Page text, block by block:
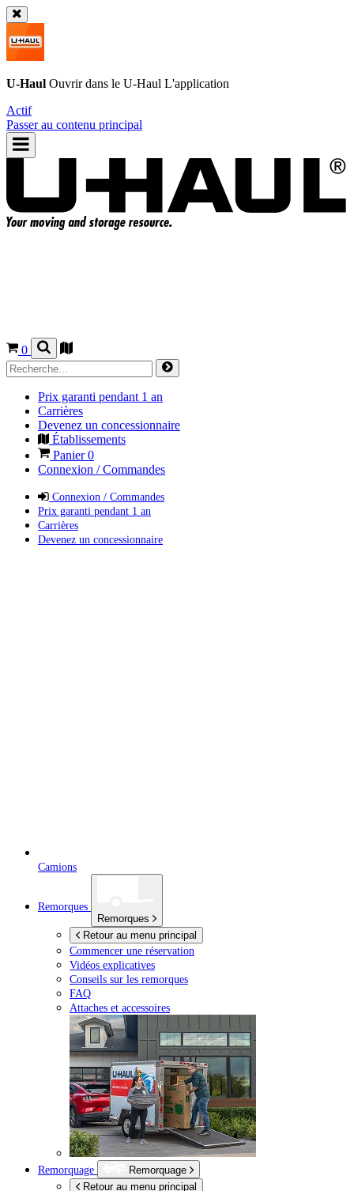
U-Haul Ouvrir dans le U-Haul L'application
Actif
Passer au contenu principal
0
Prix garanti pendant 1 an
Carrières
Devenez un concessionnaire
Établissements
Panier0
Connexion / Commandes
Connexion / Commandes
Prix garanti pendant 1 an
Carrières
Devenez un concessionnaire
Camions
Remorques
Remorques
Retour au menu principal
Commencer une réservation
Vidéos explicatives
Conseils sur les remorques
FAQ
Attaches et accessoires
Remorquage
Remorquage
Retour au menu principal